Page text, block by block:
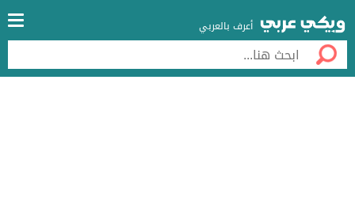
أعرف بالعربي